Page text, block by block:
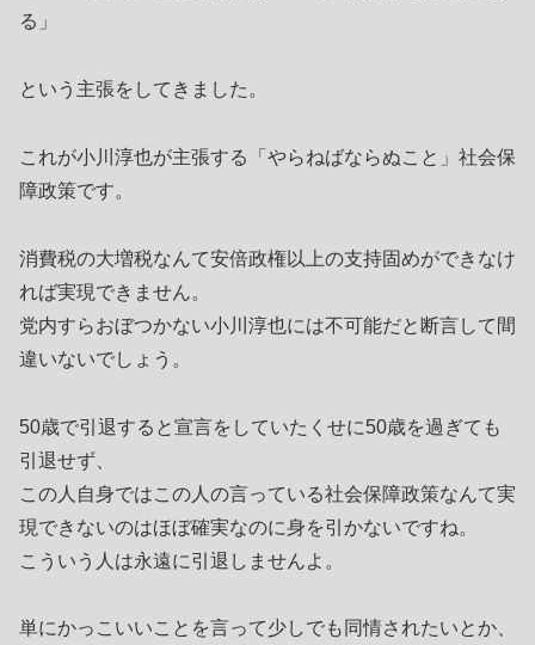
る」
という主張をしてきました。
これが小川淳也が主張する「やらねばならぬこと」社会保
障政策です。
消費税の大増税なんて安倍政権以上の支持固めができなけ
れば実現できません。
党内すらおぼつかない小川淳也には不可能だと断言して間
違いないでしょう。
50歳で引退すると宣言をしていたくせに50歳を過ぎても
引退せず、
この人自身ではこの人の言っている社会保障政策なんて実
現できないのはほぼ確実なのに身を引かないですね。
こういう人は永遠に引退しませんよ。
単にかっこいいことを言って少しでも同情されたいとか、